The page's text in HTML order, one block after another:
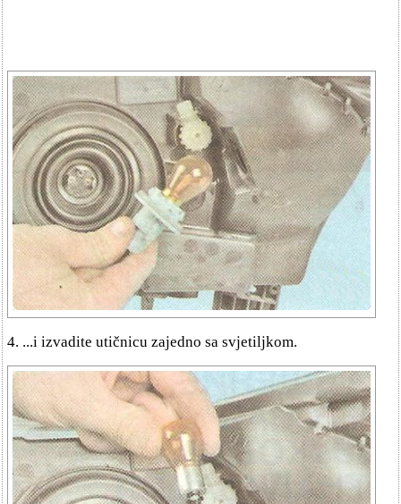
4. ...i izvadite utičnicu zajedno sa svjetiljkom.